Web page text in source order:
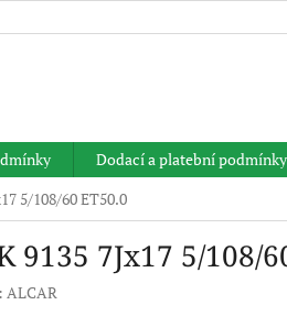
Dodací a platební podmínky
5/108/60 ET50.0
9135 7Jx17 5/108/
ALCAR